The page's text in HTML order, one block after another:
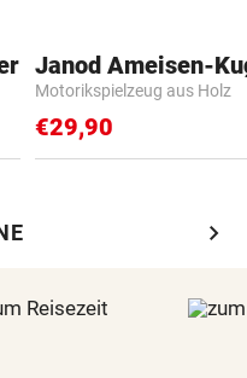
Janod Ameisen-
Motorikspielzeug aus Holz
€29,90
chevron_right